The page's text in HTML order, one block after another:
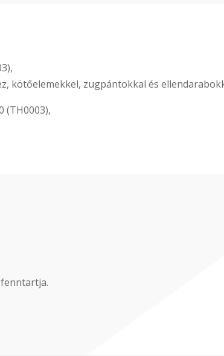
kötőelemekkel, zugpántokkal és
(TH0003),